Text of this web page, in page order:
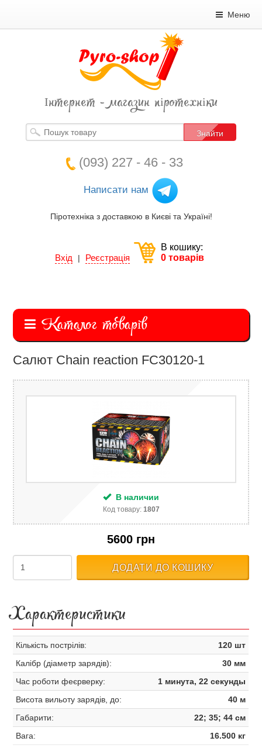
Меню
Інтернет - магазин піротехніки
Знайти
(093) 227 - 46 - 33
Написати нам
Піротехніка з доставкою в Києві та Україні!
Вхід | Реєстрація
В кошику:
0 товарів
Каталог товарів
Салют Chain reaction FC30120-1
В наличии
Код товару: 1807
5600 грн
ДОДАТИ ДО КОШИКУ
Характеристики
Кількість пострілів:
120 шт
Калібр (діаметр зарядів):
30 мм
Час роботи феєрверку:
1 минута, 22 секунды
Висота вильоту зарядів, до:
40 м
Габарити:
22; 35; 44 см
Вага:
16.500 кг